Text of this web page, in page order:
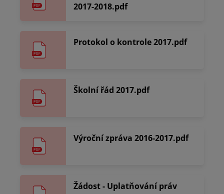
2017-2018.pdf
Protokol o kontrole 2017.pdf
Školní řád 2017.pdf
Výroční zpráva 2016-2017.pdf
Žádost - Uplatňování práv